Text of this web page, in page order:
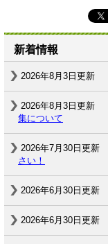
新着情報
2026年8月3日更新
2026年8月3日更新
集について
2026年7月30日更新
さい！
2026年6月30日更新
2026年6月30日更新